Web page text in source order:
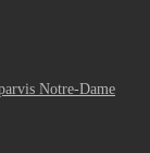
Notre-Dame